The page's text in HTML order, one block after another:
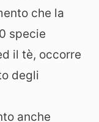
che la
specie
il tè, occorre
degli
anche